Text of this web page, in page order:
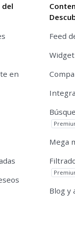
del
en
Feed
Mega
Blog y